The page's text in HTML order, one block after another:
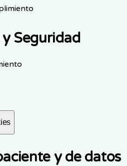
Seguridad
y de datos